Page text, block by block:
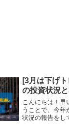
[3月は下げ
の投資状況
こんにちは！早
うことで、今年
状況の報告をし